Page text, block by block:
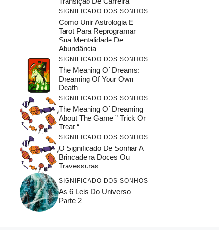
SIGNIFICADO DOS SONHOS
Como Unir Astrologia E
Tarot Para Reprogramar
Sua Mentalidade De
Abundância
SIGNIFICADO DOS SONHOS
The Meaning Of Dreams:
Dreaming Of Your Own
Death
SIGNIFICADO DOS SONHOS
The Meaning Of Dreaming
About The Game ” Trick Or
Treat “
SIGNIFICADO DOS SONHOS
O Significado De Sonhar A
Brincadeira Doces Ou
Travessuras
SIGNIFICADO DOS SONHOS
As 6 Leis Do Universo –
Parte 2